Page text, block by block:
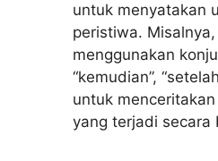
untuk menyatakan
peristiwa.
menggunakan
“kemudian”,
untuk
yang terjadi secara